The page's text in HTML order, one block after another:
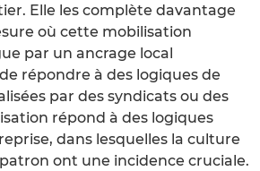
Elle les complète davantage
où cette mobilisation
par un ancrage local
répondre à des logiques de
par des syndicats ou des
répond à des logiques
dans lesquelles la culture
ont une incidence cruciale.